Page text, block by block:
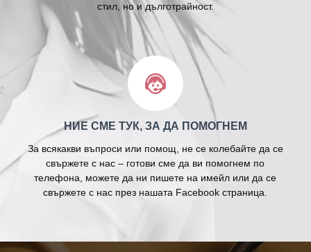
стил, но и дълготрайност.
НИЕ СМЕ ТУК, ЗА ДА ПОМОГНЕМ
За всякакви въпроси или помощ, не се колебайте да се
свържете с нас – готови сме да ви помогнем по
телефона, можете да ни пишете на имейл или да се
свържете с нас през нашата Facebook страница.